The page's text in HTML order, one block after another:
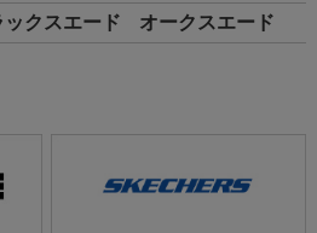
ックスエード オークスエード